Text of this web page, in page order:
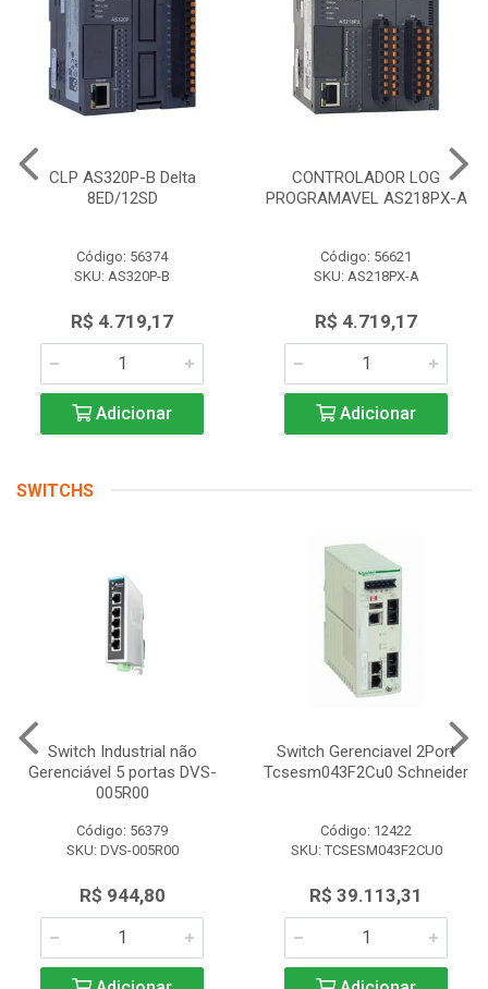
CLP AS320P-B Delta
8ED/12SD
Código: 56374
SKU: AS320P-B
R$ 4.719,17
Adicionar
CONTROLADOR LOG
PROGRAMAVEL AS218PX-A
Código: 56621
SKU: AS218PX-A
R$ 4.719,17
Adicionar
SWITCHS
Switch Industrial não
Gerenciável 5 portas DVS-
005R00
Código: 56379
SKU: DVS-005R00
R$ 944,80
Switch Gerenciavel 2Port
Tcsesm043F2Cu0 Schneider
Código: 12422
SKU: TCSESM043F2CU0
R$ 39.113,31